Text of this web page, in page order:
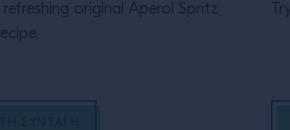
refreshing original Aperol Spritz